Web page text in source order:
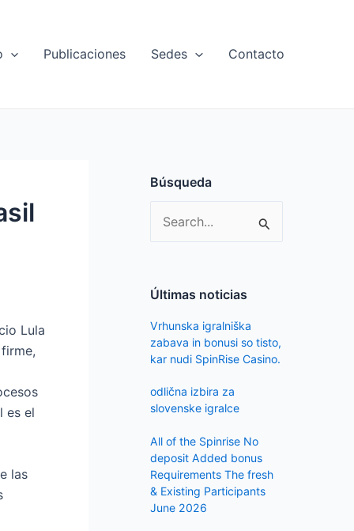
Publicaciones Sedes Contacto
Lula
es el
las
Búsqueda
r
f
Últimas noticias
Vrhunska igralniška
zabava in bonusi so tisto,
kar nudi SpinRise Casino.
odlična izbira za
slovenske igralce
All of the Spinrise No
deposit Added bonus
Requirements The fresh
& Existing Participants
June 2026